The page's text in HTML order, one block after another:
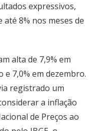
expressivos,
8% nos meses de
alta de 7,9% em
7,0% em dezembro.
registrado um
a inflação
de Preços ao